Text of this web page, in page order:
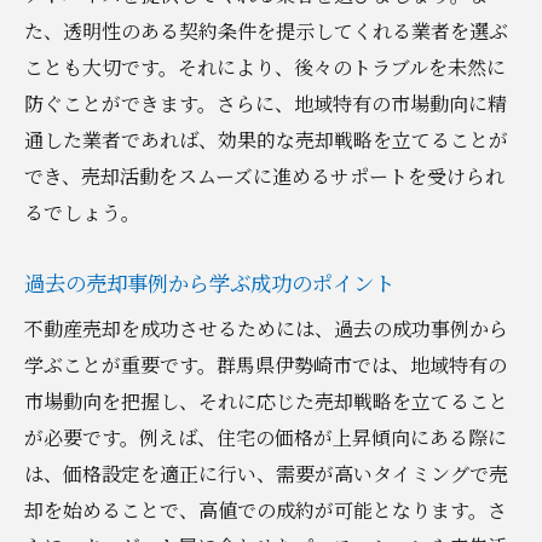
売却価格を左右する要因
競合分析を活用した価格設定
価格交渉のポイントと注意点
適正価格での早期売却のメリット
価格設定時の心理的要素の考慮
売却活動の始め方: 地域に特化したアプローチを
地域密着型広告の効果的な使い方
オープンハウスの計画
地域イベントでの売却プロモーション
地元メディアとの連携方法
口コミを利用した売却活動
デジタルツールを活用した広報戦略
安心して進める不動産売却: 専門的なアドバイス
た、透明性のある契約条件を提示してくれる業者を選ぶ
ことも大切です。それにより、後々のトラブルを未然に
防ぐことができます。さらに、地域特有の市場動向に精
通した業者であれば、効果的な売却戦略を立てることが
でき、売却活動をスムーズに進めるサポートを受けられ
るでしょう。
過去の売却事例から学ぶ成功のポイント
不動産売却を成功させるためには、過去の成功事例から
学ぶことが重要です。群馬県伊勢崎市では、地域特有の
市場動向を把握し、それに応じた売却戦略を立てること
が必要です。例えば、住宅の価格が上昇傾向にある際に
は、価格設定を適正に行い、需要が高いタイミングで売
却を始めることで、高値での成約が可能となります。さ